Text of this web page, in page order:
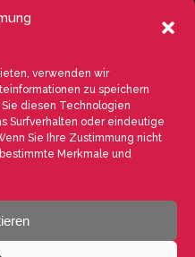
verwenden wir
zu speichern
diesen Technologien
Surfverhalten oder eindeutige
Sie Ihre Zustimmung nicht
Merkmale und